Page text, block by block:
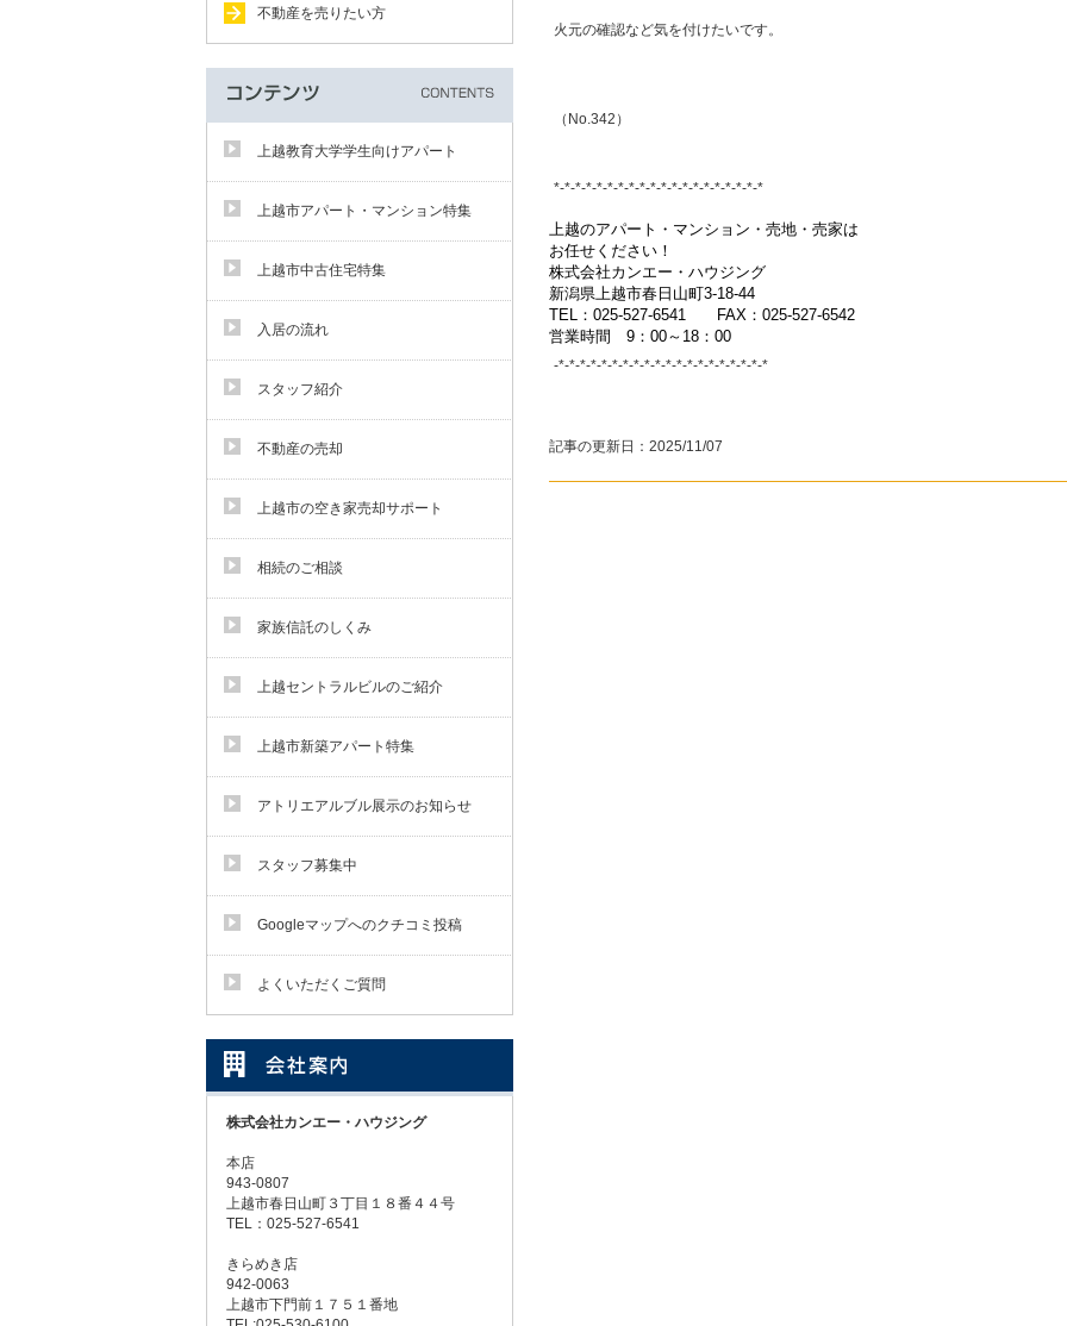
火元の確認など気を付けたいです。
（No.342）
*-*-*-*-*-*-*-*-*-*-*-*-*-*-*-*-*-*-*-*
上越のアパート・マンション・売地・売家は
お任せください！
株式会社カンエー・ハウジング
新潟県上越市春日山町3-18-44
TEL：025-527-6541 FAX：025-527-6542
営業時間 9：00～18：00
-*-*-*-*-*-*-*-*-*-*-*-*-*-*-*-*-*-*-*-*
記事の更新日： 2025/11/07
不動産を売りたい方
上越教育大学学生向けアパート
上越市アパート・マンション特集
上越市中古住宅特集
入居の流れ
スタッフ紹介
不動産の売却
上越市の空き家売却サポート
相続のご相談
家族信託のしくみ
上越セントラルビルのご紹介
上越市新築アパート特集
アトリエアルブル展示のお知らせ
スタッフ募集中
Googleマップへのクチコミ投稿
よくいただくご質問
株式会社カンエー・ハウジング
本店
943-0807
上越市春日山町３丁目１８番４４号
TEL：025-527-6541
きらめき店
942-0063
上越市下門前１７５１番地